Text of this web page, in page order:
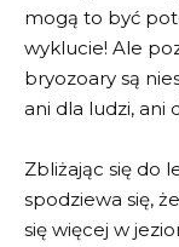
mogą to być
wyklucie! Ale
bryozoary są
ani dla ludzi, ani
Zbliżając się do
spodziewa się,
się więcej w